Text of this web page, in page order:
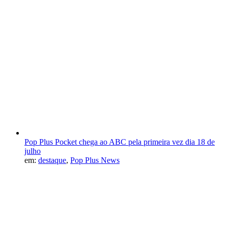
Pop Plus Pocket chega ao ABC pela primeira vez dia 18 de
julho
em: destaque, Pop Plus News